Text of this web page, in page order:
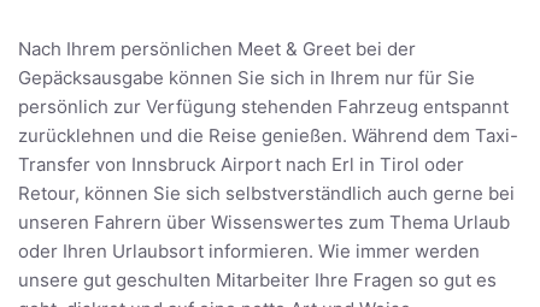
Nach Ihrem persönlichen Meet & Greet bei der
Gepäcksausgabe können Sie sich in Ihrem nur für Sie
persönlich zur Verfügung stehenden Fahrzeug entspannt
zurücklehnen und die Reise genießen. Während dem Taxi-
Transfer von Innsbruck Airport nach Erl in Tirol oder
Retour, können Sie sich selbstverständlich auch gerne bei
unseren Fahrern über Wissenswertes zum Thema Urlaub
oder Ihren Urlaubsort informieren. Wie immer werden
unsere gut geschulten Mitarbeiter Ihre Fragen so gut es